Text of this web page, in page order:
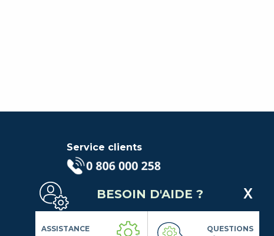
Service clients
appel local)
Lundi au Vendredi de 9h à 18h
Contactez-Nous
Suivez-nous
BESOIN D'AIDE ?
ASSISTANCE
QUESTIONS